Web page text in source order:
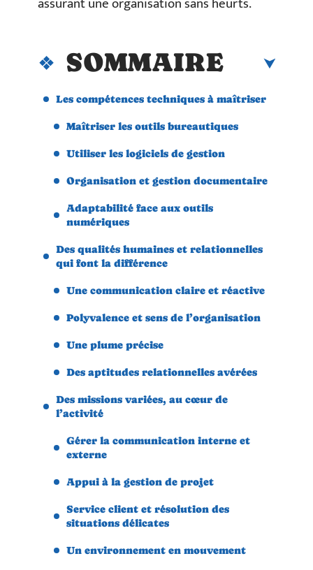
SOMMAIRE
Les compétences techniques à maîtriser
Maîtriser les outils bureautiques
Utiliser les logiciels de gestion
Organisation et gestion documentaire
Adaptabilité face aux outils
numériques
Des qualités humaines et relationnelles
qui font la différence
Une communication claire et réactive
Polyvalence et sens de l’organisation
Une plume précise
Des aptitudes relationnelles avérées
Des missions variées, au cœur de
l’activité
Gérer la communication interne et
externe
Appui à la gestion de projet
Service client et résolution des
situations délicates
Un environnement en mouvement